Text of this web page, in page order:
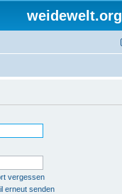
weidewelt.org
vergessen
erneut senden